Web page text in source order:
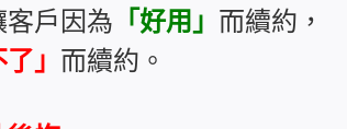
戶因為 「好用」 而續約，
」 而續約。